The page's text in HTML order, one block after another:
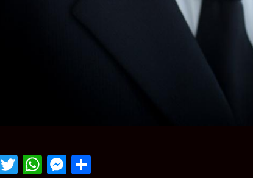
Facebook
TwitterWhatsApp
Messenger